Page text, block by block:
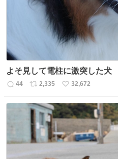
よそ見して電柱に激突した犬
返
数
44
リ
ス
ト
数
2,335
い
ね
数
32,672